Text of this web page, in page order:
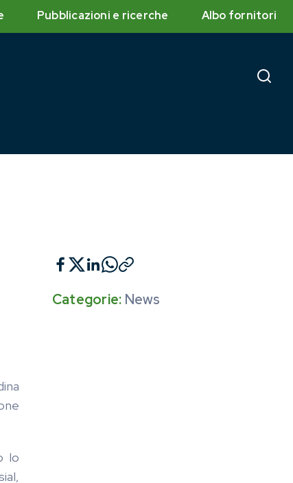
Pubblicazioni e ricerche Albo fornitori
lo
Categorie: News